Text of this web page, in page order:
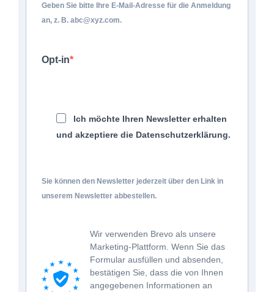
Geben Sie bitte Ihre E-Mail-Adresse für die Anmeldung
an, z. B. abc@xyz.com.
Opt-in
Ich möchte Ihren Newsletter erhalten
und akzeptiere die Datenschutzerklärung.
Sie können den Newsletter jederzeit über den Link in
unserem Newsletter abbestellen.
Wir verwenden Brevo als unsere
Marketing-Plattform. Wenn Sie das
Formular ausfüllen und absenden,
bestätigen Sie, dass die von Ihnen
angegebenen Informationen an